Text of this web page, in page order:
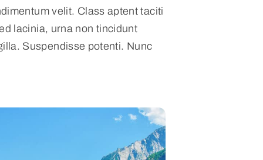
velit. Class aptent taciti
lacinia, urna non tincidunt
Suspendisse potenti. Nunc